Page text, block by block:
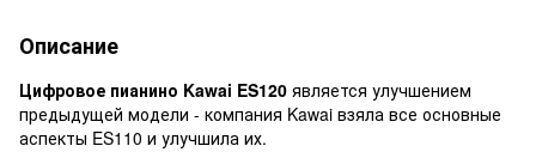
Описание
Цифровое пианино Kawai ES120 является улучшением
предыдущей модели - компания Kawai взяла все основные
аспекты ES110 и улучшила их.